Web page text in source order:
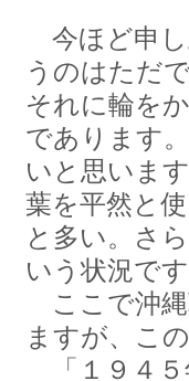
今ほど申し
うのはただ
それに輪を
であります
いと思いま
葉を平然と
と多い。さ
いう状況で
ここで沖縄
ますが、こ
「１９４５